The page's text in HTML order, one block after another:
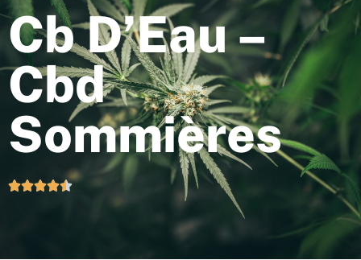
Cb D’Eau –
Cbd
Sommières
